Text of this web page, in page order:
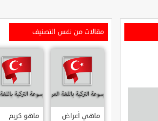
مقالات من نفس التصنيف
ماهي أعراض
ماهو كريم